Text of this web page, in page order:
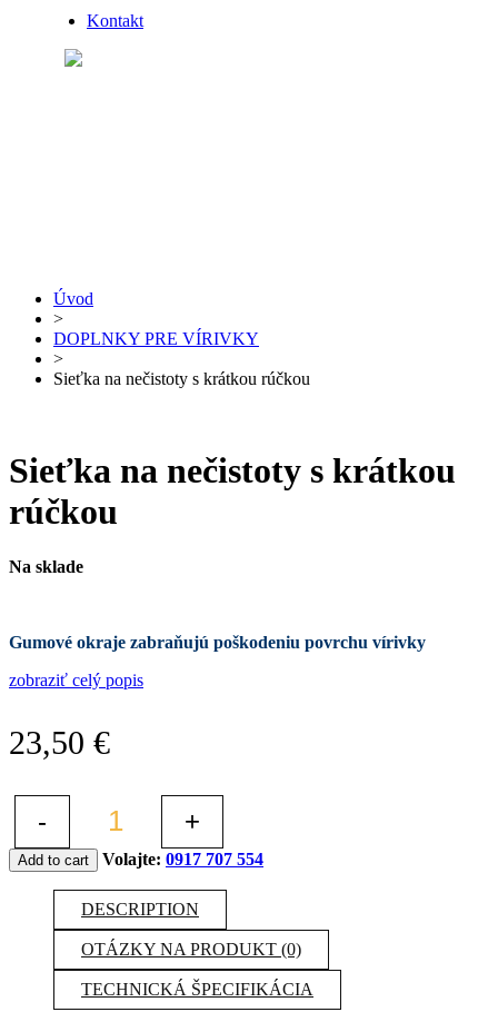
Kontakt
Úvod
>
DOPLNKY PRE VÍRIVKY
>
Sieťka na nečistoty s krátkou rúčkou
Sieťka na nečistoty s krátkou
rúčkou
Na sklade
Gumové okraje zabraňujú poškodeniu povrchu vírivky
zobraziť celý popis
23,50 €
- +
Add to cart Volajte: 0917 707 554
DESCRIPTION
OTÁZKY NA PRODUKT (0)
TECHNICKÁ ŠPECIFIKÁCIA